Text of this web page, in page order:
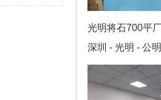
深圳 - 光明 - 公明